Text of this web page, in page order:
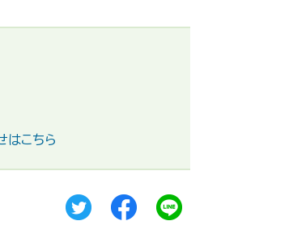
はこちら